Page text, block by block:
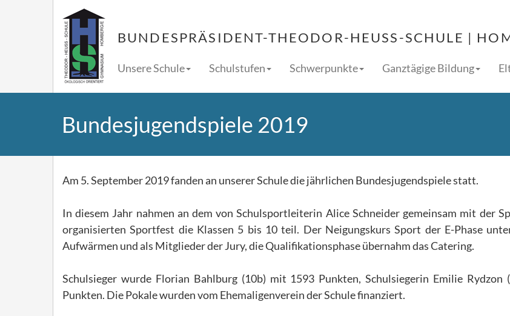
BUNDESPRÄSIDENT-THEODOR-HEUSS-SCHULE |
Unsere Schule Schulstufen Schwerpunkte Ganztägige Bildung
Bundesjugendspiele 2019
Am 5. September 2019 fanden an unserer Schule die jährlichen Bundesjugendspiele statt.
In diesem Jahr nahmen an dem von Schulsportleiterin Alice Schneider gemeinsam mit der
organisierten Sportfest die Klassen 5 bis 10 teil. Der Neigungskurs Sport der E-Phase
Aufwärmen und als Mitglieder der Jury, die Qualifikationsphase übernahm das Catering.
Schulsieger wurde Florian Bahlburg (10b) mit 1593 Punkten, Schulsiegerin Emilie Rydzon
Punkten. Die Pokale wurden vom Ehemaligenverein der Schule finanziert.